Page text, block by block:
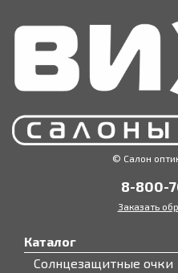
© Салон
8-800-
Заказать
Каталог
Солнцезащитные очки